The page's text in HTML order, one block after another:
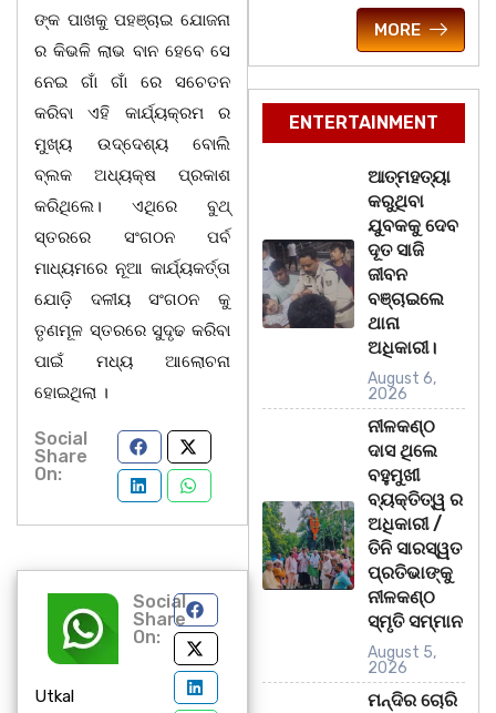
ଙ୍କ ପାଖକୁ ପହଞ୍ଚାଇ ଯୋଜନା
ର କିଭଳି ଲାଭ ବାନ ହେବେ ସେ
ନେଇ ଗାଁ ଗାଁ ରେ ସଚେତନ
କରିବା ଏହି କାର୍ଯ୍ୟକ୍ରମ ର
ମୁଖ୍ୟ ଉଦ୍ଦେଶ୍ୟ ବୋଲି
ବ୍ଲକ ଅଧ୍ୟକ୍ଷ ପ୍ରକାଶ
କରିଥିଲେ। ଏଥିରେ ବୁଥ୍
ସ୍ତରରେ ସଂଗଠନ ପର୍ବ
ମାଧ୍ୟମରେ ନୂଆ କାର୍ଯ୍ୟକର୍ତ୍ତା
ଯୋଡ଼ି ଦଳୀୟ ସଂଗଠନ କୁ
ତୃଣମୂଳ ସ୍ତରରେ ସୁଦୃଢ କରିବା
ପାଇଁ ମଧ୍ୟ ଆଲୋଚନା
ହୋଇଥିଲା ।
Social
Share
On:
Utkal
Social
Share
On:
MORE
ENTERTAINMENT
ଆତ୍ମହତ୍ୟା
କରୁଥିବା
ଯୁବକକୁ ଦେବ
ଦୂତ ସାଜି
ଜୀବନ
ବଞ୍ଚାଇଲେ
ଥାନା
ଅଧିକାରୀ।
August 6,
2026
ନୀଳକଣ୍ଠ
ଦାସ ଥିଲେ
ବହୁମୁଖୀ
ବ୍ୟକ୍ତିତ୍ୱ ର
ଅଧିକାରୀ /
ତିନି ସାରସ୍ୱତ
ପ୍ରତିଭାଙ୍କୁ
ନୀଳକଣ୍ଠ
ସ୍ମୃତି ସମ୍ମାନ
August 5,
2026
ମନ୍ଦିର ଚୋରି